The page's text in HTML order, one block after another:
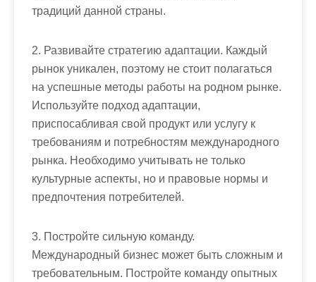
традиций данной страны.
2. Развивайте стратегию адаптации. Каждый
рынок уникален, поэтому не стоит полагаться
на успешные методы работы на родном рынке.
Используйте подход адаптации,
приспосабливая свой продукт или услугу к
требованиям и потребностям международного
рынка. Необходимо учитывать не только
культурные аспекты, но и правовые нормы и
предпочтения потребителей.
3. Постройте сильную команду.
Международный бизнес может быть сложным и
требовательным. Постройте команду опытных